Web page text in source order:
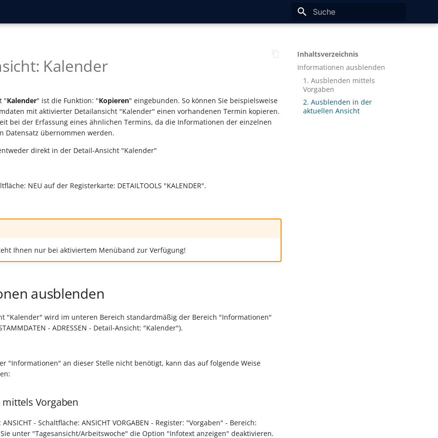
Kalender
"Kalender" ist die Funktion: "Kopieren" eingebunden. So können Sie beispielsweise
mit aktivierter Detailansicht "Kalender" einen vorhandenen Termin kopieren.
bei der Erfassung eines ähnlichen Termins, da die Informationen der einzelnen
Datensatz übernommen werden.
direkt in der Detail-Ansicht "Kalender"
NEU auf der Registerkarte: DETAILTOOLS "KALENDER".
Ihnen nur bei aktiviertem Menüband zur Verfügung!
ausblenden
"Kalender" wird im unteren Bereich standardmäßig der Bereich "Informationen"
- ADRESSEN - Detail-Ansicht: "Kalender").
"Informationen" an dieser Stelle nicht benötigt, kann das auf folgende Weise
mittels Vorgaben
- Schaltfläche: ANSICHT VORGABEN - Register: "Vorgaben" - Bereich:
Sie unter "Tagesansicht/Arbeitswoche" die Option "Infotext anzeigen" deaktivieren.
Inhaltsverzeichnis
Informationen ausblenden
1. Ausblenden mittels
Vorgaben
2. Ausblenden in der
aktuellen Ansicht